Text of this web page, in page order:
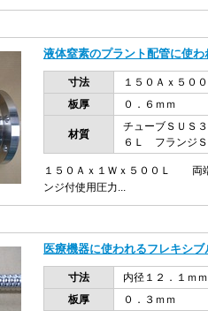
液体窒素のプラント配管に使
寸法
１５０Ａｘ５０
板厚
０．６ｍｍ
材質
チューブＳＵＳ
６Ｌ フランジ
１５０Ａｘ１Ｗｘ５００Ｌ 両
ンジ付使用圧力...
医療機器に使われるフレキシ
寸法
内径１２．１ｍ
板厚
０．３ｍｍ